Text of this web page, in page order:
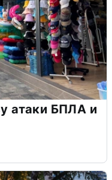
атаки БПЛА и